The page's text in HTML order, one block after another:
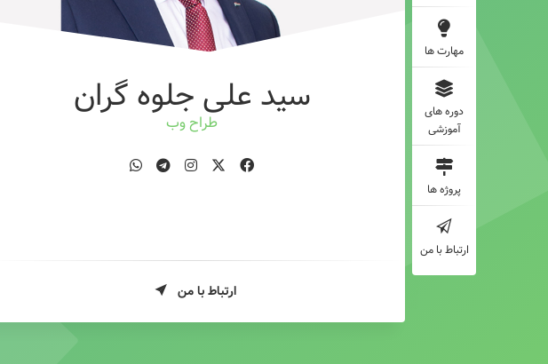
مهارت ها
دوره های
آموزشی
پروژه ها
ارتباط با من
سید علی جلوه گران
طراح وب
ارتباط با من